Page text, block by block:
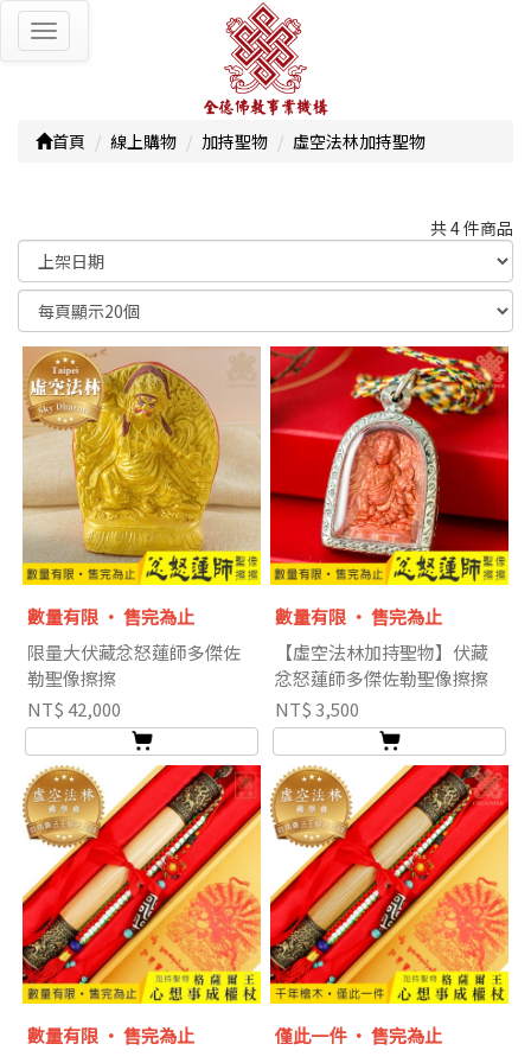
Toggle
navigation
首頁 線上購物 加持聖物 虛空法林加持聖物
共 4 件商品
顯示篩選條件
數量有限 ‧ 售完為止
限量大伏藏忿怒蓮師多傑佐
勒聖像擦擦
NT$ 42,000
數量有限 ‧ 售完為止
【虛空法林加持聖物】伏藏
忿怒蓮師多傑佐勒聖像擦擦
NT$ 3,500
數量有限 ‧ 售完為止
僅此一件 ‧ 售完為止